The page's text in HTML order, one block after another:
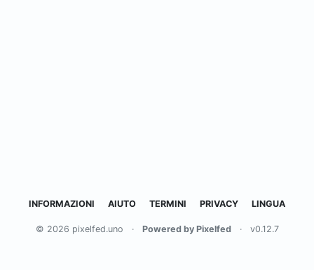
INFORMAZIONI AIUTO TERMINI PRIVACY LINGUA
© 2026 pixelfed.uno · Powered by Pixelfed · v0.12.7